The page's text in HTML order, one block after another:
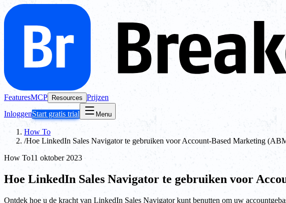
FeaturesMCP Resources Prijzen
InloggenStart gratis trial Menu
How To
/Hoe LinkedIn Sales Navigator te gebruiken voor Account-Based Marketing
How To11 oktober 2023
Hoe LinkedIn Sales Navigator te gebruiken voor
Ontdek hoe u de kracht van LinkedIn Sales Navigator kunt benutten om uw